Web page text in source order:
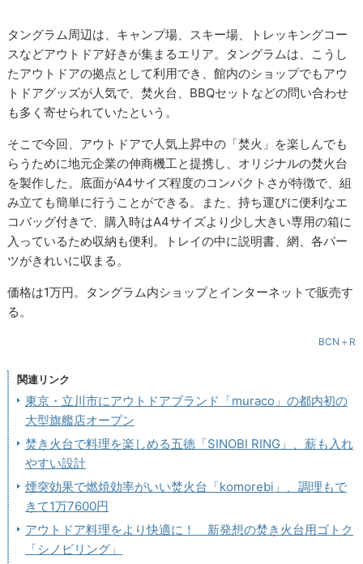
タングラム周辺は、キャンプ場、スキー場、トレッキングコー
スなどアウトドア好きが集まるエリア。タングラムは、こうし
たアウトドアの拠点として利用でき、館内のショップでもアウ
トドアグッズが人気で、焚火台、BBQセットなどの問い合わせ
も多く寄せられていたという。
そこで今回、アウトドアで人気上昇中の「焚火」を楽しんでも
らうために地元企業の伸商機工と提携し、オリジナルの焚火台
を製作した。底面がA4サイズ程度のコンパクトさが特徴で、組
み立ても簡単に行うことができる。また、持ち運びに便利なエ
コバッグ付きで、購入時はA4サイズより少し大きい専用の箱に
入っているため収納も便利。トレイの中に説明書、網、各パー
ツがきれいに収まる。
価格は1万円。タングラム内ショップとインターネットで販売す
る。
BCN＋R
関連リンク
東京・立川市にアウトドアブランド「muraco」の都内初の
大型旗艦店オープン
焚き火台で料理を楽しめる五徳「SINOBI RING」、薪も入れ
やすい設計
煙突効果で燃焼効率がいい焚火台「komorebi」、調理もで
きて1万7600円
アウトドア料理をより快適に！ 新発想の焚き火台用ゴトク
「シノビリング」